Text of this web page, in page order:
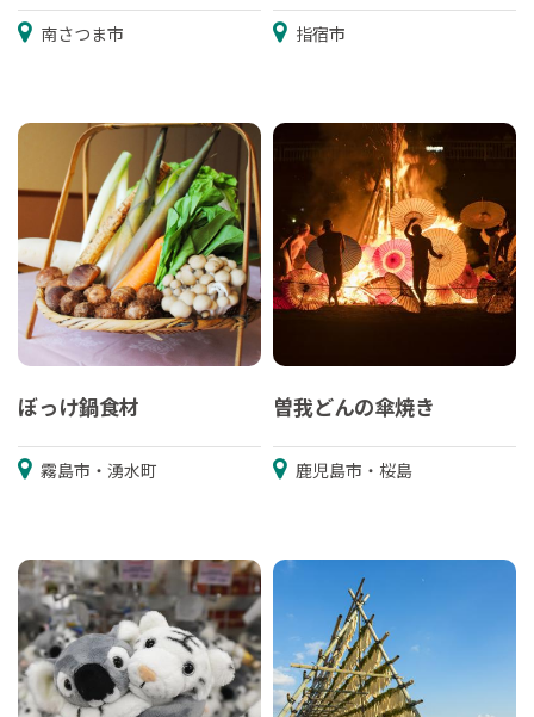
南さつま市 指宿市
ぼっけ鍋食材
霧島市・湧水町
曽我どんの傘焼き
鹿児島市・桜島